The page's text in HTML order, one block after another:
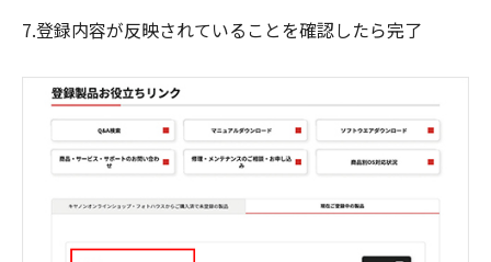
7.登録内容が反映されていることを確認したら完了